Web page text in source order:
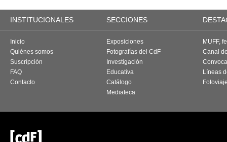
INSTITUCIONALES SECCIONES
Inicio
Quiénes somos
Suscripción
FAQ
Contacto
Exposiciones
Fotografías del CdF
Investigación
Educativa
Catálogo
Mediateca
MUFF,
Canal
Líneas